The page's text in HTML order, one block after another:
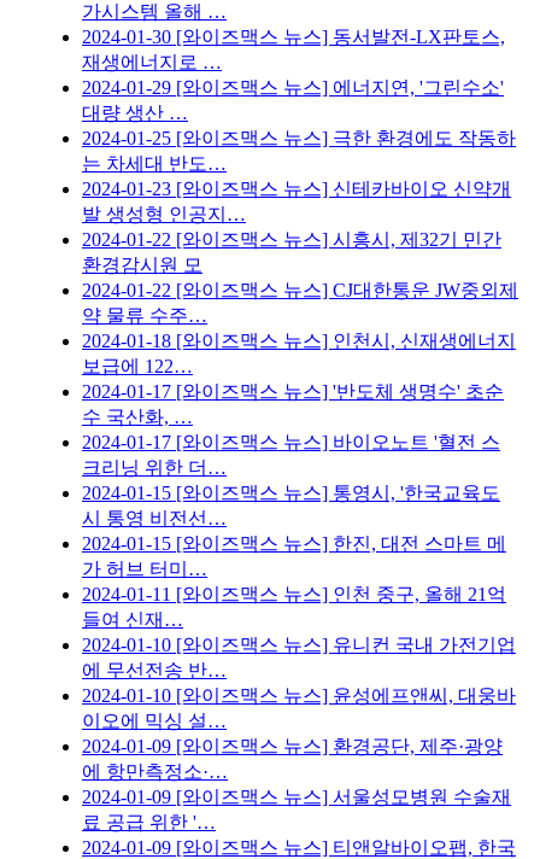
가시스템 올해 …
2024-01-30 [와이즈맥스 뉴스] 동서발전-LX판토스,
재생에너지로 …
2024-01-29 [와이즈맥스 뉴스] 에너지연, '그린수소'
대량 생산 …
2024-01-25 [와이즈맥스 뉴스] 극한 환경에도 작동하
는 차세대 반도…
2024-01-23 [와이즈맥스 뉴스] 신테카바이오 신약개
발 생성형 인공지…
2024-01-22 [와이즈맥스 뉴스] 시흥시, 제32기 민간
환경감시원 모
2024-01-22 [와이즈맥스 뉴스] CJ대한통운 JW중외제
약 물류 수주…
2024-01-18 [와이즈맥스 뉴스] 인천시, 신재생에너지
보급에 122…
2024-01-17 [와이즈맥스 뉴스] '반도체 생명수' 초순
수 국산화, …
2024-01-17 [와이즈맥스 뉴스] 바이오노트 '혈전 스
크리닝 위한 더…
2024-01-15 [와이즈맥스 뉴스] 통영시, '한국교육도
시 통영 비전선…
2024-01-15 [와이즈맥스 뉴스] 한진, 대전 스마트 메
가 허브 터미…
2024-01-11 [와이즈맥스 뉴스] 인천 중구, 올해 21억
들여 신재…
2024-01-10 [와이즈맥스 뉴스] 유니컨 국내 가전기업
에 무선전송 반…
2024-01-10 [와이즈맥스 뉴스] 윤성에프앤씨, 대웅바
이오에 믹싱 설…
2024-01-09 [와이즈맥스 뉴스] 환경공단, 제주·광양
에 항만측정소·…
2024-01-09 [와이즈맥스 뉴스] 서울성모병원 수술재
료 공급 위한 '…
2024-01-09 [와이즈맥스 뉴스] 티앤알바이오팹, 한국